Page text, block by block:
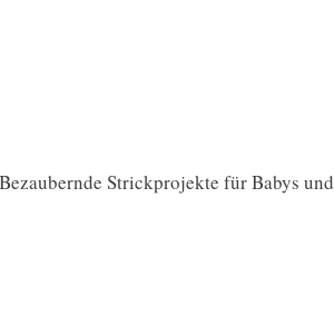
Strickprojekte für Babys und